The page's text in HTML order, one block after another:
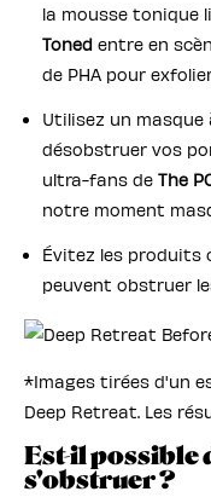
la mousse tonique
Toned entre en
de PHA pour
Utilisez un
désobstruer vos
ultra-fans de The
notre moment
Évitez les produits
peuvent obstruer
*Images tirées d'un
Deep Retreat. Les
Est-il possible
s'obstruer ?